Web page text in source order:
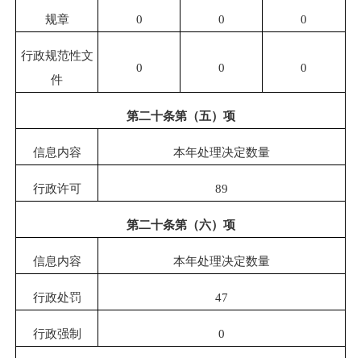
规章 0 0 0
行政规范性文
件
0 0 0
第二十条第（五）项
信息内容 本年处理决定数量
行政许可 89
第二十条第（六）项
信息内容 本年处理决定数量
行政处罚 47
行政强制 0